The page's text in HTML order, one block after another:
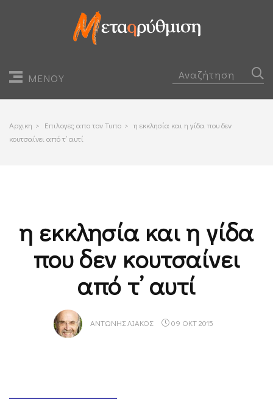
ΜΕΝΟΥ
Αρχικη > Επιλογες απο τον Τυπο > η εκκλησία και η γίδα που δεν
κουτσαίνει από τ’ αυτί
η εκκλησία και η γίδα
που δεν κουτσαίνει
από τ’ αυτί
ΑΝΤΏΝΗΣ ΛΙΆΚΟΣ 09 ΟΚΤ 2015